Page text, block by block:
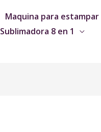
Maquina para estampar
Sublimadora 8 en 1